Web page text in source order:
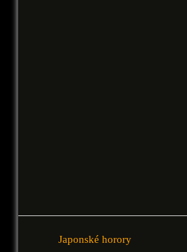
Japonské horory